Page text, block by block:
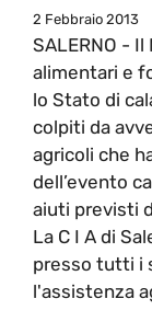
2 Febbraio 2013
SALERNO -
alimentari e
lo Stato di
colpiti da
agricoli che
dell’evento
aiuti previsti
La C I A di
presso tutti i
l'assistenza